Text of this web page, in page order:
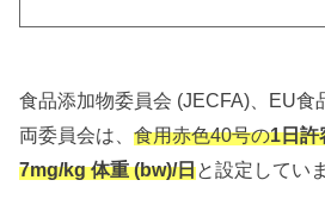
食品添加物委員会 (JECFA)、EU食
両委員会は、食用赤色40号の1日許
7mg/kg 体重 (bw)/日と設定してい